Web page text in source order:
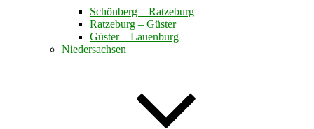
Schönberg – Ratzeburg
Ratzeburg – Güster
Güster – Lauenburg
Niedersachsen